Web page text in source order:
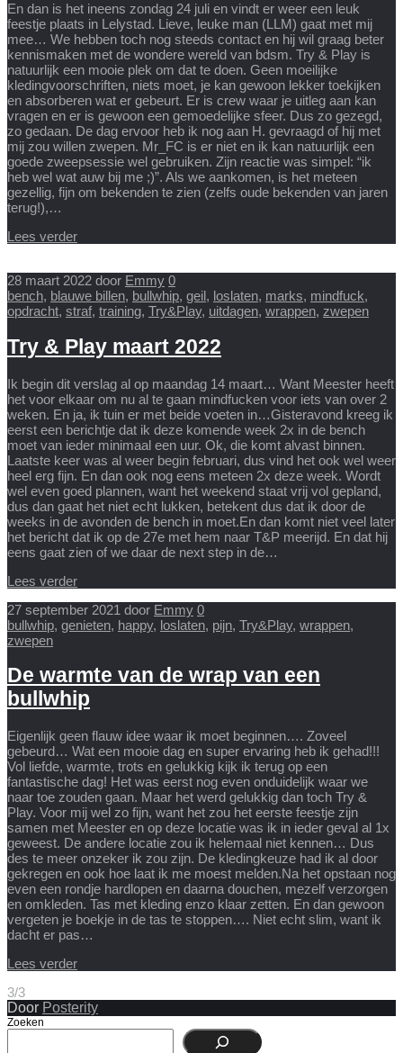
En dan is het ineens zondag 24 juli en vindt er weer een leuk
feestje plaats in Lelystad. Lieve, leuke man (LLM) gaat met mij
mee… We hebben toch nog steeds contact en hij wil graag beter
kennismaken met de wondere wereld van bdsm. Try & Play is
natuurlijk een mooie plek om dat te doen. Geen moeilijke
kledingvoorschriften, niets moet, je kan gewoon lekker toekijken
en absorberen wat er gebeurt. Er is crew waar je uitleg aan kan
vragen en er is gewoon een gemoedelijke sfeer. Dus zo gezegd,
zo gedaan. De dag ervoor heb ik nog aan H. gevraagd of hij met
mij zou willen zwepen. Mr_FC is er niet en ik kan natuurlijk een
goede zweepsessie wel gebruiken. Zijn reactie was simpel: “ik
heb wel wat auw bij me ;)”. Als we aankomen, is het meteen
gezellig, fijn om bekenden te zien (zelfs oude bekenden van jaren
terug!),…
Lees verder
28 maart 2022 door Emmy 0
bench, blauwe billen, bullwhip, geil, loslaten, marks, mindfuck,
opdracht, straf, training, Try&Play, uitdagen, wrappen, zwepen
Try & Play maart 2022
Ik begin dit verslag al op maandag 14 maart… Want Meester heeft
het voor elkaar om nu al te gaan mindfucken voor iets van over 2
weken. En ja, ik tuin er met beide voeten in…Gisteravond kreeg ik
eerst een berichtje dat ik deze komende week 2x in de bench
moet van ieder minimaal een uur. Ok, die komt alvast binnen.
Laatste keer was al weer begin februari, dus vind het ook wel weer
heel erg fijn. En dan ook nog eens meteen 2x deze week. Wordt
wel even goed plannen, want het weekend staat vrij vol gepland,
dus dan gaat het niet echt lukken, betekent dus dat ik door de
weeks in de avonden de bench in moet.En dan komt niet veel later
het bericht dat ik op de 27e met hem naar T&P meerijd. En dat hij
eens gaat zien of we daar de next step in de…
Lees verder
27 september 2021 door Emmy 0
bullwhip, genieten, happy, loslaten, pijn, Try&Play, wrappen,
zwepen
De warmte van de wrap van een
bullwhip
Eigenlijk geen flauw idee waar ik moet beginnen…. Zoveel
gebeurd… Wat een mooie dag en super ervaring heb ik gehad!!!
Vol liefde, warmte, trots en gelukkig kijk ik terug op een
fantastische dag! Het was eerst nog even onduidelijk waar we
naar toe zouden gaan. Maar het werd gelukkig dan toch Try &
Play. Voor mij wel zo fijn, want het zou het eerste feestje zijn
samen met Meester en op deze locatie was ik in ieder geval al 1x
geweest. De andere locatie zou ik helemaal niet kennen… Dus
des te meer onzeker ik zou zijn. De kledingkeuze had ik al door
gekregen en ook hoe laat ik me moest melden.Na het opstaan nog
even een rondje hardlopen en daarna douchen, mezelf verzorgen
en omkleden. Tas met kleding enzo klaar zetten. En dan gewoon
vergeten je boekje in de tas te stoppen…. Niet echt slim, want ik
dacht er pas…
Lees verder
3/3
Door Posterity
Zoeken